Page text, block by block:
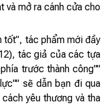
và mở ra cánh cửa cho
tốt”, tác phẩm mới đầy
tác giả của các tựa
trước thành công""
sẽ dẫn bạn đi qua
yêu thương và tha